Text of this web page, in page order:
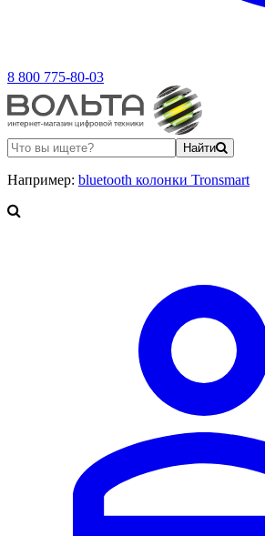
8 800 775-80-03
Найти
Например: bluetooth колонки Tronsmart